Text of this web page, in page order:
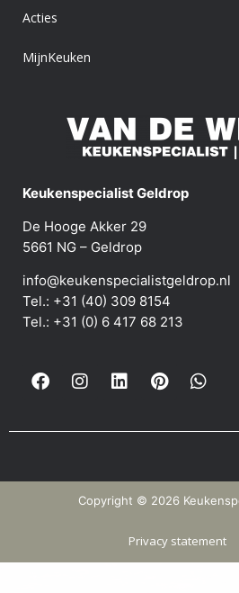
Acties
MijnKeuken
Keukenspecialist Geldrop
De Hooge Akker 29
5661 NG – Geldrop
info@keukenspecialistgeldrop.nl
Tel.: +31 (40) 309 8154
Tel.: +31 (0) 6 417 68 213
Copyright © 2026
Privacy statement